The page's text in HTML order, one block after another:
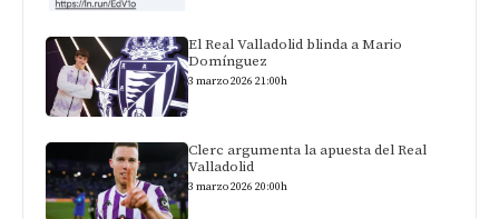
El Real Valladolid blinda a Mario
Domínguez
3 marzo 2026 21:00h
Clerc argumenta la apuesta del Real
Valladolid
3 marzo 2026 20:00h